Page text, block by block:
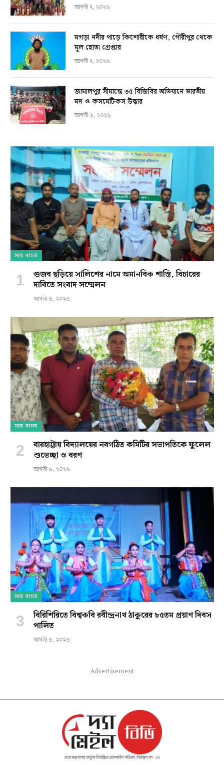
আগস্ট ৭, ২০২৬
মগড়া নদীর পাড়ে কিশোরীকে ধর্ষণ, গৌরীপুর থেকে
মূল হোতা গ্রেপ্তার
আগস্ট ৭, ২০২৬
জামালপুর সীমান্তে ৩৫ বিজিবির অভিযানে ভারতীয়
মদ ও কসমেটিকস উদ্ধার
আগস্ট ৬, ২০২৬
সারা বাংলা
গুজব ছড়িয়ে সালিশের নামে অমানবিক শাস্তি, বিচারের
দাবিতে সংবাদ সম্মেলন
আগস্ট ৬, ২০২৬
সারা বাংলা
বারহাট্টায় বিদ্যালয়ের নবগঠিত কমিটির সভাপতিকে ফুলেল
শুভেচ্ছা ও বরণ
আগস্ট ৬, ২০২৬
সারা বাংলা
বিরিশিরিতে বিশ্বকবি রবীন্দ্রনাথ ঠাকুরের ৮৫তম প্রয়াণ দিবস
পালিত
আগস্ট ৬, ২০২৬
Advertisement